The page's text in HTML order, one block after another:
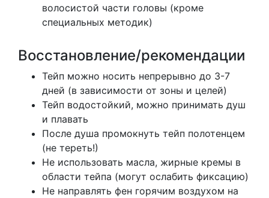
волосистой части головы (кроме
специальных методик)
Восстановление/рекомендации
Тейп можно носить непрерывно до 3-7
дней (в зависимости от зоны и целей)
Тейп водостойкий, можно принимать душ
и плавать
После душа промокнуть тейп полотенцем
(не тереть!)
Не использовать масла, жирные кремы в
области тейпа (могут ослабить фиксацию)
Не направлять фен горячим воздухом на